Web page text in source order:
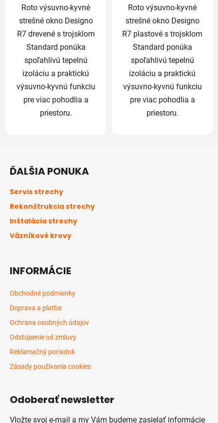
Roto výsuvno-kyvné
strešné okno Designo
R7 drevené s trojsklom
Standard ponúka
spoľahlivú tepelnú
izoláciu a praktickú
výsuvno-kyvnú funkciu
pre viac pohodlia a
priestoru.
Roto výsuvno-kyvné
strešné okno Designo
R7 plastové s trojsklom
Standard ponúka
spoľahlivú tepelnú
izoláciu a praktickú
výsuvno-kyvnú funkciu
pre viac pohodlia a
priestoru.
ĎALŠIA PONUKA
Servis strechy
Rekonštrukcia strechy
Inštalácia strechy
Väzníkové krovy
INFORMÁCIE
Obchodné podmienky
Doprava a platba
Ochrana osobných údajov
Odstúpenie od zmluvy
Reklamačný poriadok
Zásady používania cookies
Odoberať newsletter
Vložte svoj e-mail a my Vám budeme zasielať informácie